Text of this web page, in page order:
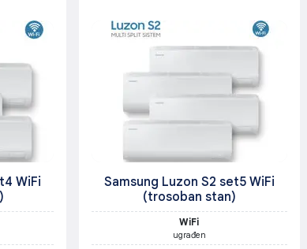
WiFi
Samsung Luzon S2 set5 WiFi
(trosoban stan)
WiFi
ugrađen